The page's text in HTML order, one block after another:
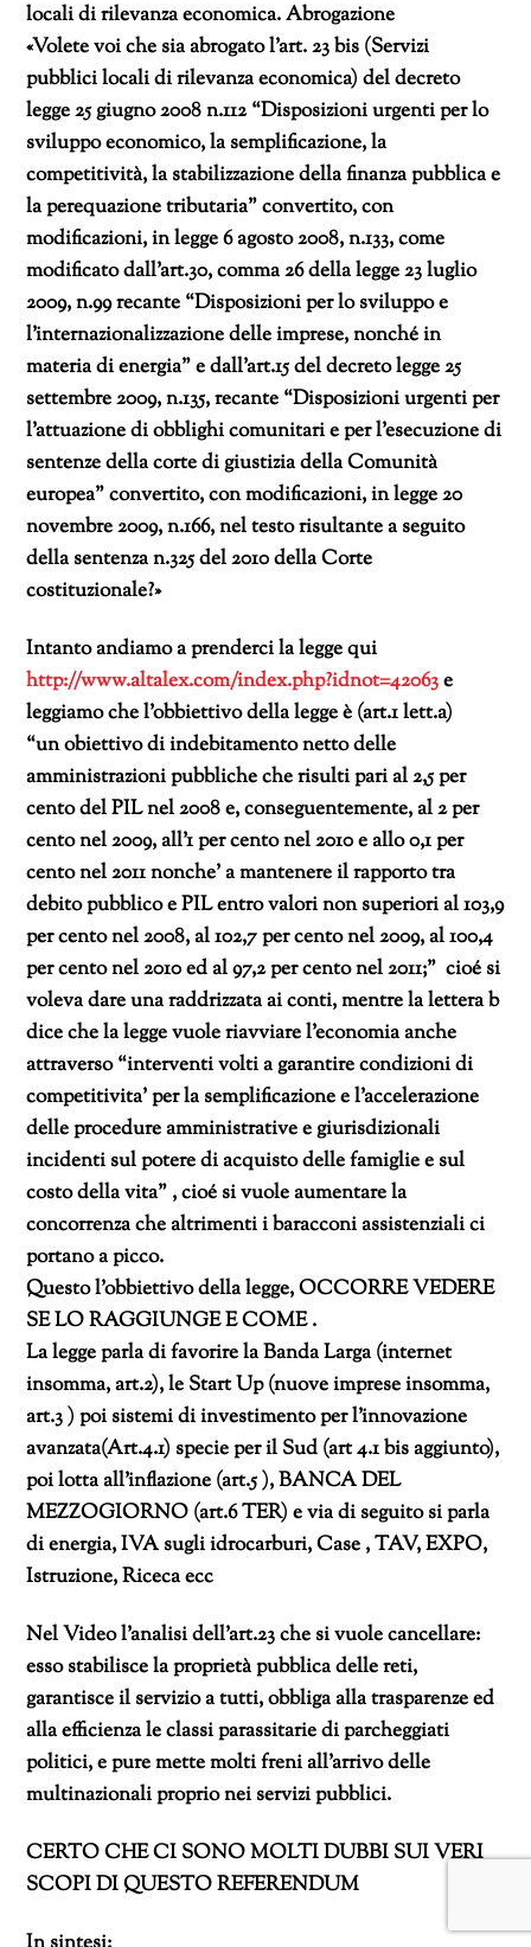
locali di rilevanza economica. Abrogazione
«Volete voi che sia abrogato l’art. 23 bis (Servizi
pubblici locali di rilevanza economica) del decreto
legge 25 giugno 2008 n.112 “Disposizioni urgenti per lo
sviluppo economico, la semplificazione, la
competitività, la stabilizzazione della finanza pubblica e
la perequazione tributaria” convertito, con
modificazioni, in legge 6 agosto 2008, n.133, come
modificato dall’art.30, comma 26 della legge 23 luglio
2009, n.99 recante “Disposizioni per lo sviluppo e
l’internazionalizzazione delle imprese, nonché in
materia di energia” e dall’art.15 del decreto legge 25
settembre 2009, n.135, recante “Disposizioni urgenti per
l’attuazione di obblighi comunitari e per l’esecuzione di
sentenze della corte di giustizia della Comunità
europea” convertito, con modificazioni, in legge 20
novembre 2009, n.166, nel testo risultante a seguito
della sentenza n.325 del 2010 della Corte
costituzionale?»
Intanto andiamo a prenderci la legge qui
http://www.altalex.com/index.php?idnot=42063e
leggiamo che l’obbiettivo della legge è (art.1 lett.a)
“un obiettivo di indebitamento netto delle
amministrazioni pubbliche che risulti pari al 2,5 per
cento del PIL nel 2008 e, conseguentemente, al 2 per
cento nel 2009, all’1 per cento nel 2010 e allo 0,1 per
cento nel 2011 nonche’ a mantenere il rapporto tra
debito pubblico e PIL entro valori non superiori al 103,9
per cento nel 2008, al 102,7 per cento nel 2009, al 100,4
per cento nel 2010 ed al 97,2 per cento nel 2011;” cioé si
voleva dare una raddrizzata ai conti, mentre la lettera b
dice che la legge vuole riavviare l’economia anche
attraverso “interventi volti a garantire condizioni di
competitivita’ per la semplificazione e l’accelerazione
delle procedure amministrative e giurisdizionali
incidenti sul potere di acquisto delle famiglie e sul
costo della vita” , cioé si vuole aumentare la
concorrenza che altrimenti i baracconi assistenziali ci
portano a picco.
Questo l’obbiettivo della legge, OCCORRE VEDERE
SE LO RAGGIUNGE E COME .
La legge parla di favorire la Banda Larga (internet
insomma, art.2), le Start Up (nuove imprese insomma,
art.3 ) poi sistemi di investimento per l’innovazione
avanzata(Art.4.1) specie per il Sud (art 4.1 bis aggiunto),
poi lotta all’inflazione (art.5 ), BANCA DEL
MEZZOGIORNO (art.6 TER) e via di seguito si parla
di energia, IVA sugli idrocarburi, Case , TAV, EXPO,
Istruzione, Riceca ecc
Nel Video l’analisi dell’art.23 che si vuole cancellare:
esso stabilisce la proprietà pubblica delle reti,
garantisce il servizio a tutti, obbliga alla trasparenze ed
alla efficienza le classi parassitarie di parcheggiati
politici, e pure mette molti freni all’arrivo delle
multinazionali proprio nei servizi pubblici.
CERTO CHE CI SONO MOLTI DUBBI SUI VERI
SCOPI DI QUESTO REFERENDUM